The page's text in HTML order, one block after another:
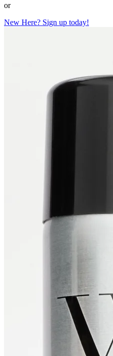
or
New Here? Sign up today!